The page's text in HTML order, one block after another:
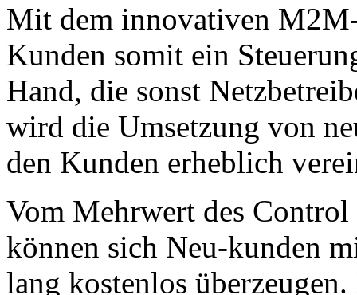
Mit dem innovativen
Kunden somit ein
Hand, die sonst
wird die Umsetzung von
den Kunden erheblich
Vom Mehrwert des
können sich Neu-kunden
lang kostenlos